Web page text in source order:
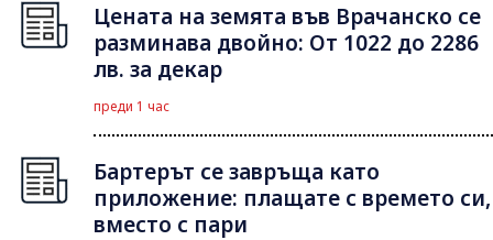
Цената на земята във Врачанско се
разминава двойно: От 1022 до 2286
лв. за декар
преди 1 час
Бартерът се завръща като
приложение: плащате с времето си,
вместо с пари